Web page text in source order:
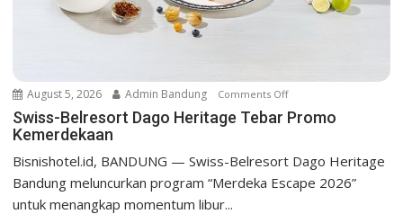
August 5, 2026 Admin Bandung Comments Offo
n
Swiss-Belresort Dago Heritage Tebar Promo
Kemerdekaan
Bisnishotel.id, BANDUNG — Swiss-Belresort Dago Heritage
Bandung meluncurkan program “Merdeka Escape 2026”
untuk menangkap momentum libur...